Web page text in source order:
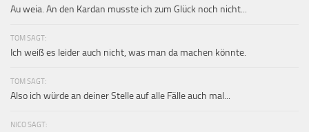
Au weia. An den Kardan musste ich zum Glück noch nicht...
TOM SAGT:
Ich weiß es leider auch nicht, was man da machen könnte.
TOM SAGT:
Also ich würde an deiner Stelle auf alle Fälle auch mal...
NICO SAGT: